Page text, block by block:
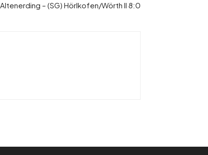
– (SG) Hörlkofen/Wörth II 8:0